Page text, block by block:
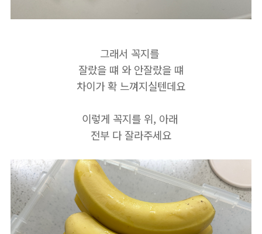
그래서 꼭지를
잘랐을 떄 와 안잘랐을 떄
차이가 확 느껴지실텐데요
이렇게 꼭지를 위, 아래
전부 다 잘라주세요